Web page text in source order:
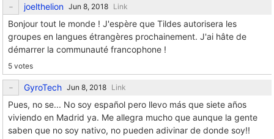
joelthelion Link
Bonjour tout le monde ! J'espère que Tildes autorisera les
groupes en langues étrangères prochainement. J'ai hâte de
démarrer la communauté francophone !
5 votes
GyroTech Link
Pues, no se... No soy español pero llevo más que siete años
viviendo en Madrid ya. Me allegra mucho que aunque la gente
saben que no soy nativo, no pueden adivinar de donde soy!!